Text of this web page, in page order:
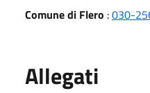
Comune di Flero :030-
Allegati